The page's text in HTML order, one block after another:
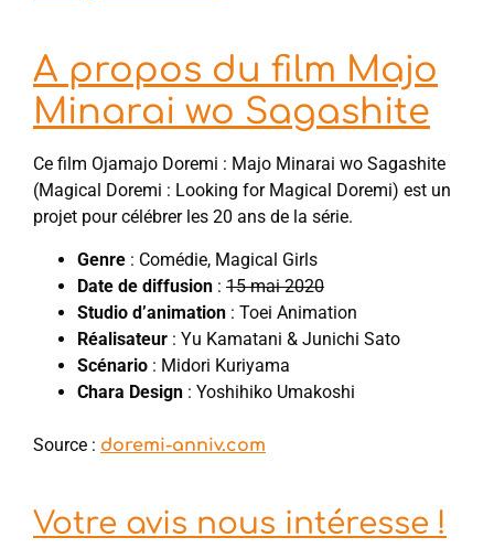
A propos du film Majo
Minarai wo Sagashite
Ce film Ojamajo Doremi : Majo Minarai wo Sagashite
(Magical Doremi : Looking for Magical Doremi) est un
projet pour célébrer les 20 ans de la série.
Genre : Comédie, Magical Girls
Date de diffusion : 15 mai 2020
Studio d’animation : Toei Animation
Réalisateur : Yu Kamatani & Junichi Sato
Scénario : Midori Kuriyama
Chara Design : Yoshihiko Umakoshi
Source : doremi-anniv.com
Votre avis nous intéresse !